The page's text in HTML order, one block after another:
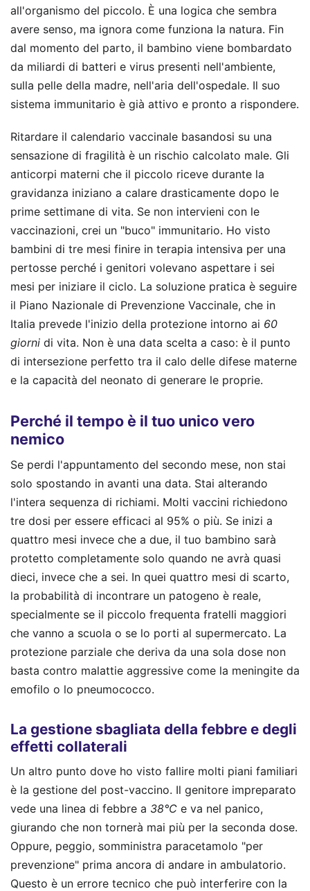
all'organismo del piccolo. È una logica che sembra
avere senso, ma ignora come funziona la natura. Fin
dal momento del parto, il bambino viene bombardato
da miliardi di batteri e virus presenti nell'ambiente,
sulla pelle della madre, nell'aria dell'ospedale. Il suo
sistema immunitario è già attivo e pronto a rispondere.
Ritardare il calendario vaccinale basandosi su una
sensazione di fragilità è un rischio calcolato male. Gli
anticorpi materni che il piccolo riceve durante la
gravidanza iniziano a calare drasticamente dopo le
prime settimane di vita. Se non intervieni con le
vaccinazioni, crei un "buco" immunitario. Ho visto
bambini di tre mesi finire in terapia intensiva per una
pertosse perché i genitori volevano aspettare i sei
mesi per iniziare il ciclo. La soluzione pratica è seguire
il Piano Nazionale di Prevenzione Vaccinale, che in
Italia prevede l'inizio della protezione intorno ai 60
giorni di vita. Non è una data scelta a caso: è il punto
di intersezione perfetto tra il calo delle difese materne
e la capacità del neonato di generare le proprie.
Perché il tempo è il tuo unico vero
nemico
Se perdi l'appuntamento del secondo mese, non stai
solo spostando in avanti una data. Stai alterando
l'intera sequenza di richiami. Molti vaccini richiedono
tre dosi per essere efficaci al 95% o più. Se inizi a
quattro mesi invece che a due, il tuo bambino sarà
protetto completamente solo quando ne avrà quasi
dieci, invece che a sei. In quei quattro mesi di scarto,
la probabilità di incontrare un patogeno è reale,
specialmente se il piccolo frequenta fratelli maggiori
che vanno a scuola o se lo porti al supermercato. La
protezione parziale che deriva da una sola dose non
basta contro malattie aggressive come la meningite da
emofilo o lo pneumococco.
La gestione sbagliata della febbre e degli
effetti collaterali
Un altro punto dove ho visto fallire molti piani familiari
è la gestione del post-vaccino. Il genitore impreparato
vede una linea di febbre a 38°C e va nel panico,
giurando che non tornerà mai più per la seconda dose.
Oppure, peggio, somministra paracetamolo "per
prevenzione" prima ancora di andare in ambulatorio.
Questo è un errore tecnico che può interferire con la